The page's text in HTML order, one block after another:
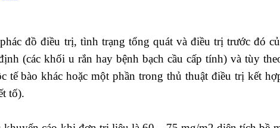
đồ điều trị, tình trạng tổng quát và điều trị trước đó
(các khối u rắn hay bệnh bạch cầu cấp tính) và tùy
bào khác hoặc một phần trong thủ thuật điều trị kết
tố).